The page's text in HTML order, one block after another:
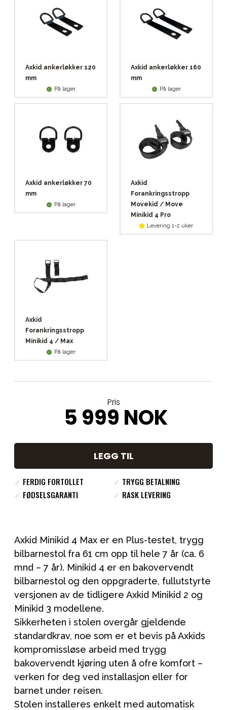
Axkid ankerløkker 120
mm
På lager
Axkid ankerløkker 160
mm
På lager
Axkid ankerløkker 70
mm
På lager
Axkid
Forankringsstropp
Movekid / Move
Minikid 4 Pro
Levering 1-2 uker
Axkid
Forankringsstropp
Minikid 4 / Max
På lager
Pris
5 999 NOK
LEGG TIL
✓ FERDIG FORTOLLET ✓ TRYGG BETALNING
✓ FØDSELSGARANTI ✓ RASK LEVERING
Axkid Minikid 4 Max er en Plus-testet, trygg
bilbarnestol fra 61 cm opp til hele 7 år (ca. 6
mnd – 7 år). Minikid 4 er en bakovervendt
bilbarnestol og den oppgraderte, fullutstyrte
versjonen av de tidligere Axkid Minikid 2 og
Minikid 3 modellene.
Sikkerheten i stolen overgår gjeldende
standardkrav, noe som er et bevis på Axkids
kompromissløse arbeid med trygg
bakovervendt kjøring uten å ofre komfort –
verken for deg ved installasjon eller for
barnet under reisen.
Stolen installeres enkelt med automatisk